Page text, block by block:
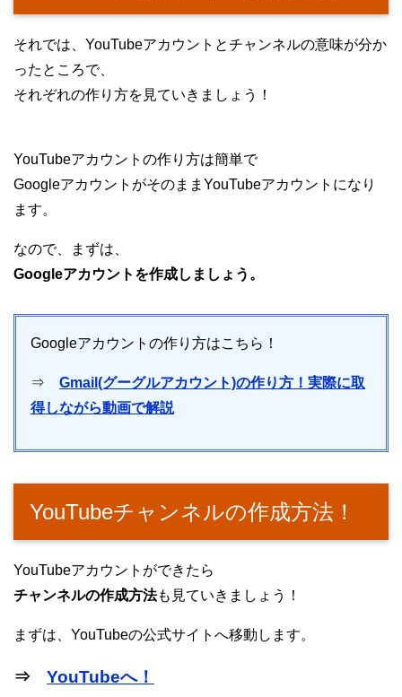
それでは、YouTubeアカウントとチャンネルの意味が分か
ったところで、
それぞれの作り方を見ていきましょう！
YouTubeアカウントの作り方は簡単で
GoogleアカウントがそのままYouTubeアカウントになり
ます。
なので、まずは、
Googleアカウントを作成しましょう。
Googleアカウントの作り方はこちら！
⇒ Gmail(グーグルアカウント)の作り方！実際に取
得しながら動画で解説
YouTubeチャンネルの作成方法！
YouTubeアカウントができたら
チャンネルの作成方法も見ていきましょう！
まずは、YouTubeの公式サイトへ移動します。
⇒ YouTubeへ！